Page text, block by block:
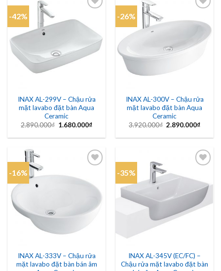
-42%
Add to
wishlist
INAX AL-299V – Chậu rửa
mặt lavabo đặt bàn Aqua
Ceramic
2.890.000₫ Giá
là:
1.680.000₫Giá
tại
1.680.000₫.
-26%
wishlist
INAX AL-300V – Chậu rửa
mặt lavabo đặt bàn Aqua
Ceramic
3.920.000₫ Giá
là:
2.890.000₫Giá
tại
-16%
Add to
INAX AL-333V – Chậu rửa
mặt lavabo đặt bàn bán âm
-35%
Add to
wishlist
INAX AL-345V (EC/FC) –
Chậu rửa mặt lavabo đặt bàn